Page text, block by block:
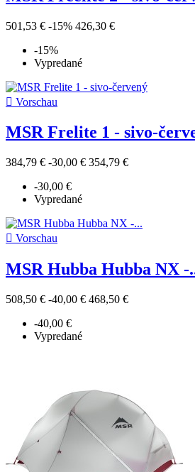
501,53 € -15% 426,30 €
-15%
Vypredané
 Vorschau
MSR Frelite 1 - sivo-
384,79 € -30,00 € 354,79 €
-30,00 €
Vypredané
 Vorschau
MSR Hubba Hubba NX -
508,50 € -40,00 € 468,50 €
-40,00 €
Vypredané